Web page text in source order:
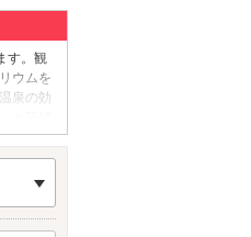
す。観
ウムを
泉の効
朱塗り
テルで
そくデ